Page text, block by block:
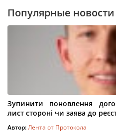
Популярные новости
Зупинити поновлення
лист стороні чи заява до
Автор:Лента от Протокола